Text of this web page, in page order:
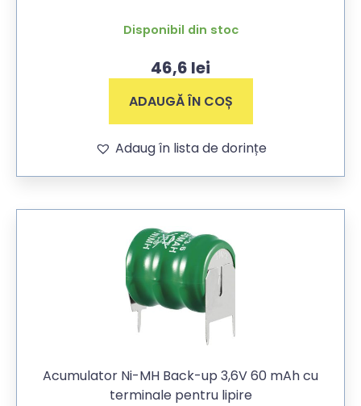
Disponibil din stoc
46,6 lei
ADAUGĂ ÎN COȘ
Adaug în lista de dorințe
Acumulator Ni-MH Back-up 3,6V 60 mAh cu
terminale pentru lipire